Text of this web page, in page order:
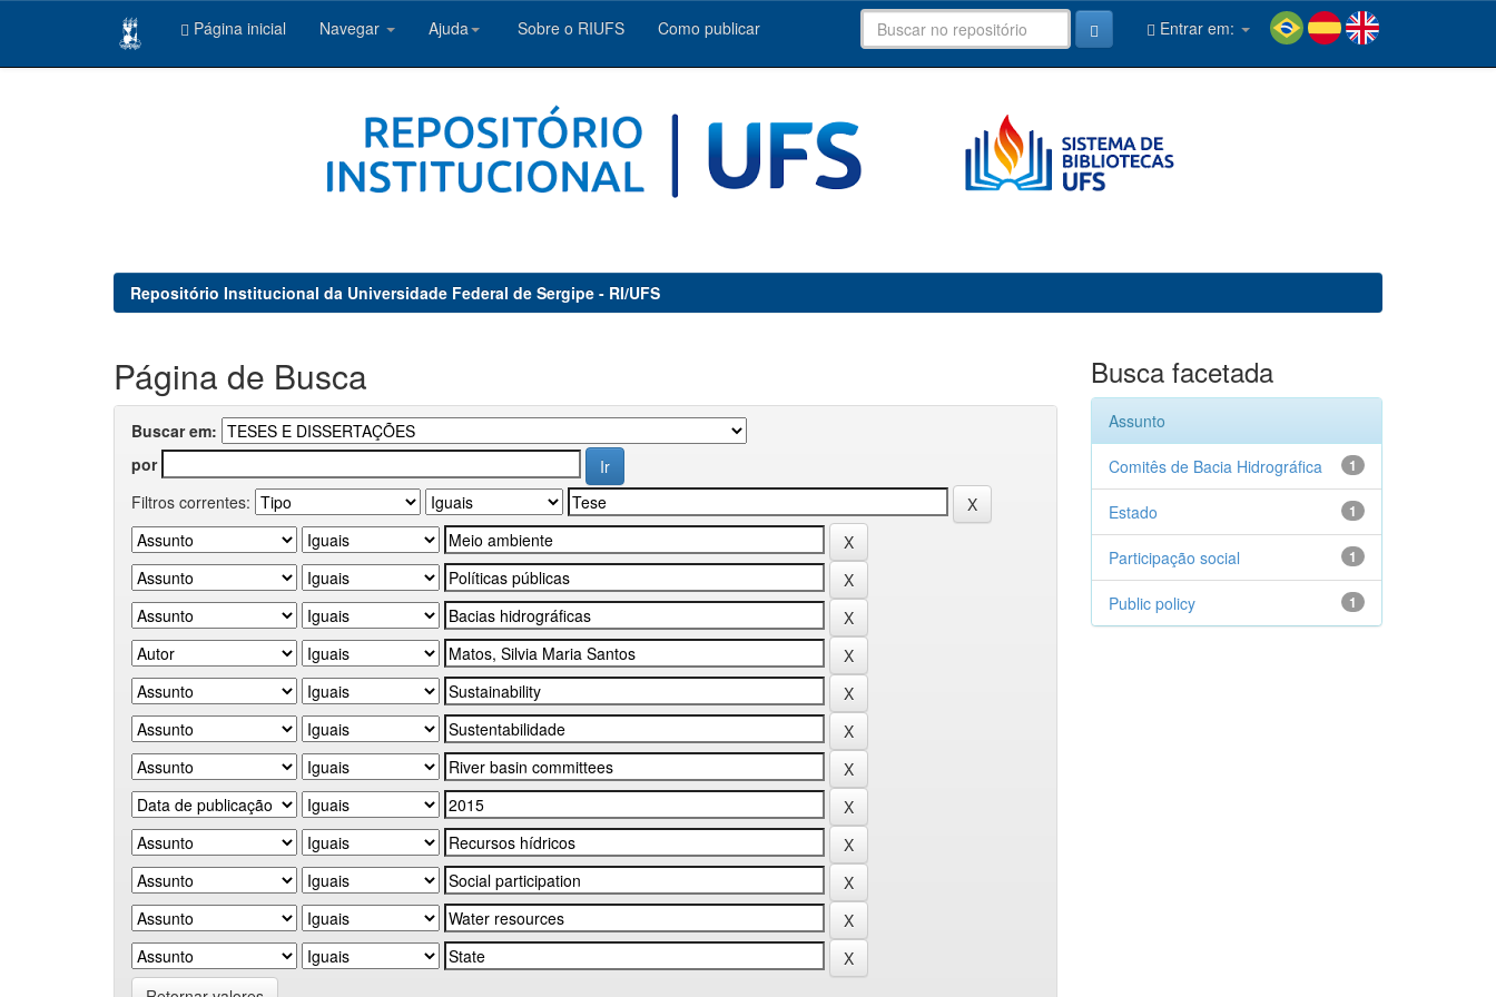
Página inicial Navegar Ajuda Sobre o RIUFS Como publicar Entrar em:
Repositório Institucional da Universidade Federal de Sergipe - RI/UFS
Página de Busca
Buscar em:
por
Filtros correntes:
Busca facetada
Assunto
1
Comitês de Bacia Hidrográfica
1
Estado
1
Participação social
1
Public policy